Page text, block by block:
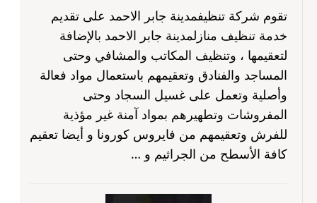
تقوم شركة تنظيفمدينة جابر الاحمد على تقديم
خدمة تنظيف منازلمدينة جابر الاحمد بالإضافة
لتعقيمها ، وتنظيف المكاتب والمشافي وحتى
المساجد والفنادق وتعقيمهم باستعمال مواد فعالة
وأصلية وتعمل على غسيل السجاد وحتى
المفروشات وتطهيرهم بمواد آمنة غير مؤذية
للفرش وتعقيمهم من فايروس كورونا و أيضا تعقيم
كافة الأسطح من الجراثيم و …